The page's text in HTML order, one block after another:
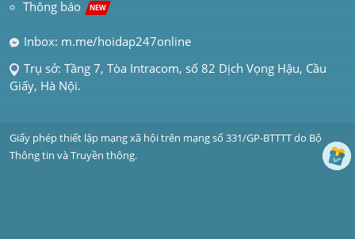
Thông báo NEW
Inbox: m.me/hoidap247online
Trụ sở: Tầng 7, Tòa Intracom, số 82 Dịch Vọng Hậu, Cầu
Giấy, Hà Nội.
Giấy phép thiết lập mạng xã hội trên mạng số 331/GP-BTTTT do Bộ
Thông tin và Truyền thông.